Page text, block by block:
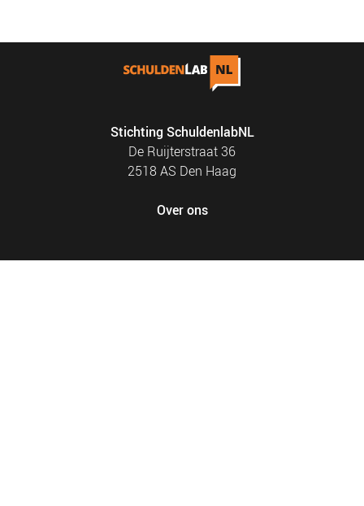
Stichting SchuldenlabNL
De Ruijterstraat 36
2518 AS Den Haag
Over ons